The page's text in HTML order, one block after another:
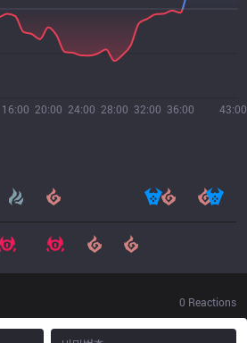
16:00 20:00 24:00 28:00 32:00 36:00 43:00
0 Reactions